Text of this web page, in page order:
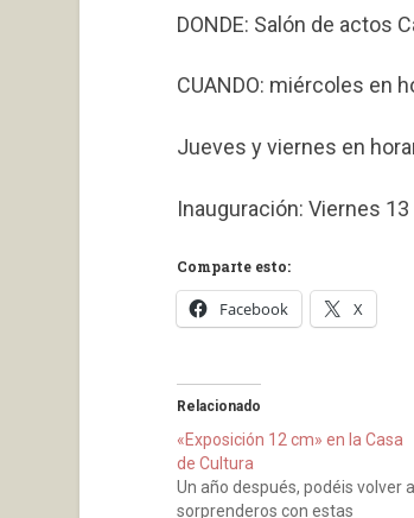
DONDE: Salón de actos
CUANDO: miércoles en
Jueves y viernes en
Inauguración: Viernes
Comparte esto:
Facebook X
Relacionado
«Exposición 12 cm» en la Casa
de Cultura
Un año después, podéis volver a
sorprenderos con estas